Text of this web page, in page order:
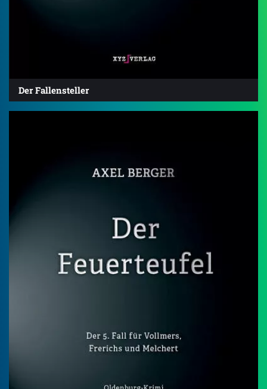
Der Fallensteller